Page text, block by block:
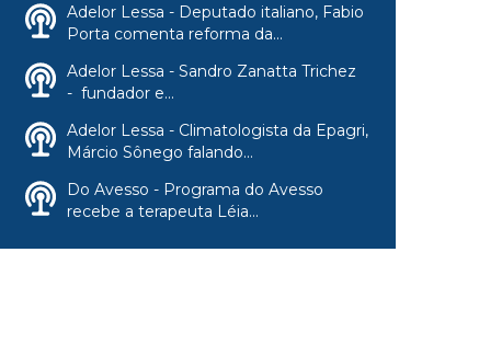
Adelor Lessa - Deputado italiano, Fabio
Porta comenta reforma da...
Adelor Lessa - Sandro Zanatta Trichez
- fundador e...
Adelor Lessa - Climatologista da Epagri,
Márcio Sônego falando...
Do Avesso - Programa do Avesso
recebe a terapeuta Léia...